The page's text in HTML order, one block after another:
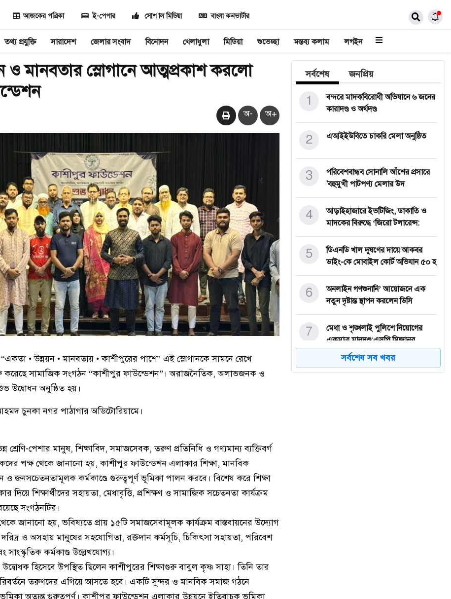
আজকের পত্রিকা ই-পেপার সোশ্যাল মিডিয়া বাংলা কনভার্টার
তথ্য প্রযুক্তি সারাদেশ জেলার সংবাদ বিনোদন খেলাধুলা মিডিয়া শুভেচ্ছা মন্তব্য কলাম লগইন
ও মানবতার স্লোগানে আত্মপ্রকাশ করলো
অ- অ+
• উন্নয়ন • মানবতায় • কাশীপুরের পাশে” এই স্লোগানকে সামনে রেখে
করেছে সামাজিক সংগঠন “কাশীপুর ফাউন্ডেশন”। অরাজনৈতিক, অলাভজনক ও
উদ্বোধন অনুষ্ঠিত হয়।
চুনকা নগর পাঠাগার অডিটোরিয়ামে।
শ্রেণি-পেশার মানুষ, শিক্ষাবিদ, সমাজসেবক, তরুণ প্রতিনিধি ও গণ্যমান্য ব্যক্তিবর্গ
পক্ষ থেকে জানানো হয়, কাশীপুর ফাউন্ডেশন এলাকার শিক্ষা, মানবিক
ও জনসচেতনতামূলক কর্মকাণ্ডে গুরুত্বপূর্ণ ভূমিকা পালন করবে। বিশেষ করে শিক্ষা
দিয়ে শিক্ষার্থীদের সহায়তা, মেধাবৃত্তি, প্রশিক্ষণ ও সামাজিক সচেতনতা কার্যক্রম
সংগঠনটির।
জানানো হয়, ভবিষ্যতে প্রায় ১৫টি সমাজসেবামূলক কার্যক্রম বাস্তবায়নের উদ্যোগ
ও অসহায় মানুষের সহযোগিতা, রক্তদান কর্মসূচি, চিকিৎসা সহায়তা, পরিবেশ
কর্মকাণ্ড উল্লেখযোগ্য।
উদ্বোধক হিসেবে উপস্থিত ছিলেন কাশীপুরের শিক্ষাগুরু বাবুল কৃষ্ণ সাহা। তিনি তার
তরুণদের এগিয়ে আসতে হবে। একটি সুন্দর ও মানবিক সমাজ গঠনে
অত্যন্ত গুরুত্বপূর্ণ। কাশীপুর ফাউন্ডেশন এলাকার উন্নয়নে ইতিবাচক ভূমিকা
সর্বশেষ জনপ্রিয়
বন্দরে মাদকবিরোধী অভিযানে ৬ জনের
কারাদণ্ড ও অর্থদণ্ড
1
এআইইউবিতে চাকরি মেলা অনুষ্ঠিত
2
পরিবেশবান্ধব সোনালি আঁশের প্রসারে
'বহুমুখী পাটপণ্য মেলার উদ
3
আড়াইহাজারে ইভটিজিং, ডাকাতি ও
মাদকের বিরুদ্ধে ‘জিরো টলারেন্স:
4
ডিএনডি খাল দূষণের দায়ে আকবর
ডাইং-কে মোবাইল কোর্ট অভিযান ৫০ হ
5
অনলাইন গণশুনানি’ আয়োজনে এক
নতুন দৃষ্টান্ত স্থাপন করলেন ডিসি
6
মেধা ও শৃঙ্খলাই পুলিশে নিয়োগের
একমাত্র মানদণ্ড:এসপি মিজানুর
7
দৈনিক ইয়াদের ফটো সাংবাদিক
8
সর্বশেষ সব খবর